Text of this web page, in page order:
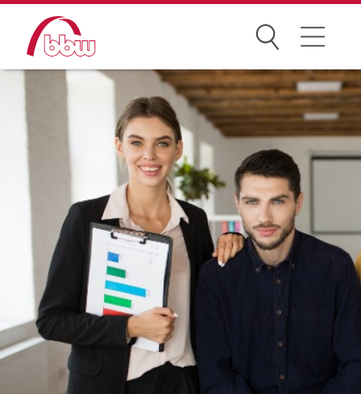
Suchen
Kongresse
Förderungen
Projekte
Über uns
News Archiv